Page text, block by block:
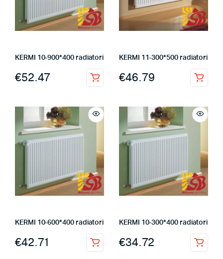
KERMI 10-900*400 radiatori
€52.47
KERMI 11-300*500 radiatori
€46.79
KERMI 10-600*400 radiatori
€42.71
KERMI 10-300*400 radiatori
€34.72